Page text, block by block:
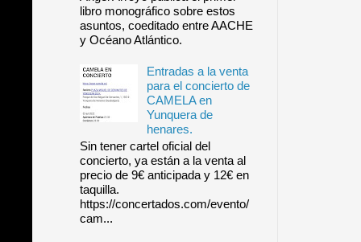
libro monográfico sobre estos
asuntos, coeditado entre AACHE
y Océano Atlántico.
Entradas a la venta
para el concierto de
CAMELA en
Yunquera de
henares.
Sin tener cartel oficial del
concierto, ya están a la venta al
precio de 9€ anticipada y 12€ en
taquilla.
https://concertados.com/evento/
cam...